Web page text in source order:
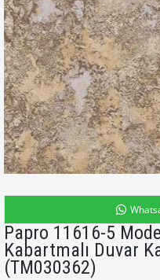
Papro 11616-5
Kabartmalı Duvar
(TM030362)